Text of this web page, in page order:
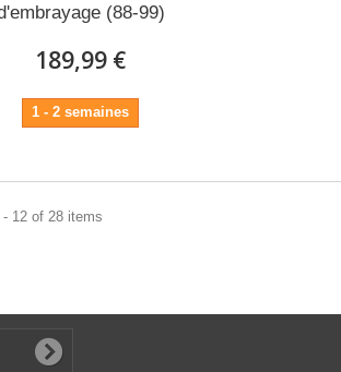
(88-99)
189,99 €
1 - 2 semaines
- 12 of 28 items